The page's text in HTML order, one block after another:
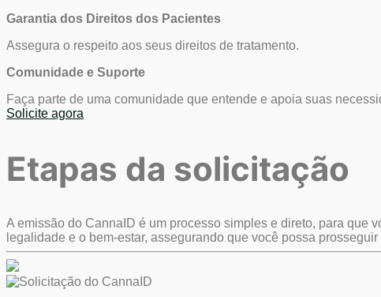
Garantia dos Direitos dos Pacientes
Assegura o respeito aos seus direitos de tratamento.
Comunidade e Suporte
Faça parte de uma comunidade que entende e apoia suas
Solicite agora
Etapas da solicitação
A emissão do CannaID é um processo simples e direto, para que
legalidade e o bem-estar, assegurando que você possa